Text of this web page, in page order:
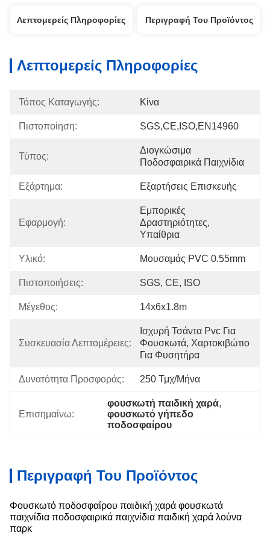
Λεπτομερείς Πληροφορίες Περιγραφή Του Προϊόντος
Λεπτομερείς Πληροφορίες
Τόπος Καταγωγής: Κίνα
Πιστοποίηση: SGS,CE,ISO,EN14960
Τύπος:
Διογκώσιμα
Ποδοσφαιρικά Παιχνίδια
Εξάρτημα: Εξαρτήσεις Επισκευής
Εφαρμογή:
Εμπορικές
Δραστηριότητες,
Υπαίθρια
Υλικό: Μουσαμάς PVC 0.55mm
Πιστοποιήσεις: SGS, CE, ISO
Μέγεθος: 14x6x1.8m
Συσκευασία Λεπτομέρειες:
Ισχυρή Τσάντα Pvc Για
Φουσκωτά, Χαρτοκιβώτιο
Για Φυσητήρα
Δυνατότητα Προσφοράς: 250 Τμχ/μήνα
Επισημαίνω:
φουσκωτή παιδική χαρά,
φουσκωτό γήπεδο
ποδοσφαίρου
Περιγραφή Του Προϊόντος
Φουσκωτό ποδοσφαίρου παιδική χαρά φουσκωτά
παιχνίδια ποδοσφαιρικά παιχνίδια παιδική χαρά λούνα
παρκ